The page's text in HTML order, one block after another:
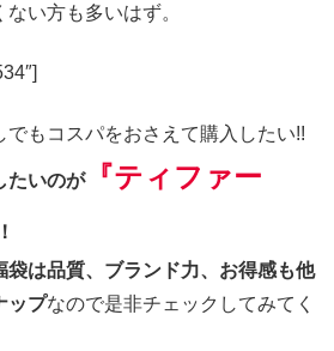
い方も多いはず。
もコスパをおさえて購入したい!!
たいのが『ティファー
！
袋は品質、ブランド力、お得感も他
ップなので是非チェックしてみてく